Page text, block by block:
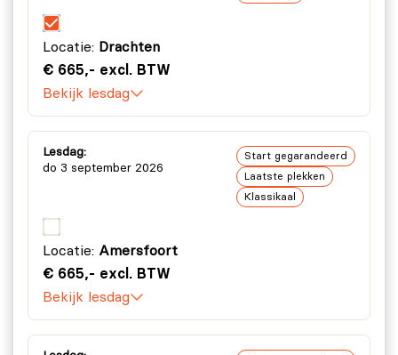
Module 3d: Copilot in Teams
Theorie en demo:
geïntegreerd kan worden met Microsoft Teams.
Praktijkopdrachten Copilot Teams:
voeren taken uit in kleinere groepen; chatten
met Copilot, Copilot gedurende online
vergaderingen.
Module 4: Copilot binnen jouw organisatie
Waar liggen kansen voor jouw
vakgebied? Welke taken komen in aanmerking
voor het werken met Copilot?
Adoptie:Concrete vervolgstappen bepalen
(suggesties doornemen). Plan van aanpak
Locatie: Drachten
€ 665,- excl. BTW
Bekijk lesdag
Lesdag:
do 3 september 2026
Start gegarandeerd
Laatste plekken
Klassikaal
Locatie: Amersfoort
€ 665,- excl. BTW
Bekijk lesdag